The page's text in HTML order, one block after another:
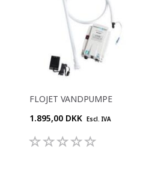
FLOJET VANDPUMPE
1.895,00 DKK Escl. IVA